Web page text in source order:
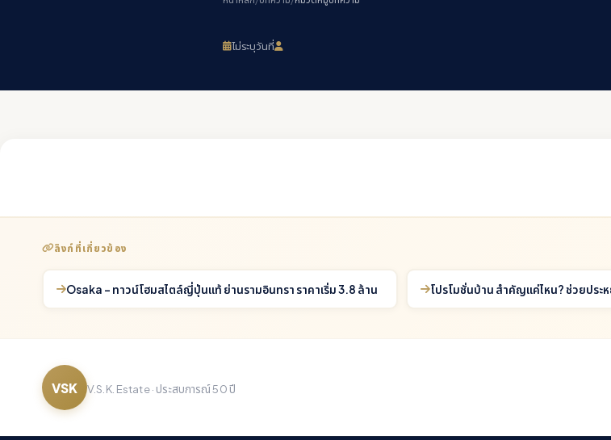
ไม่ระบุวันที่
ลิงก์ที่เกี่ยวข้อง
Osaka - ทาวน์โฮมสไตล์ญี่ปุ่นแท้ ย่านรามอินทรา ราคาเริ่ม 3.8 ล้าน โปรโมชั่นบ้าน สำคัญแค่ไหน? ช่วยประห
VSK V.S.K. Estate · ประสบการณ์ 50 ปี